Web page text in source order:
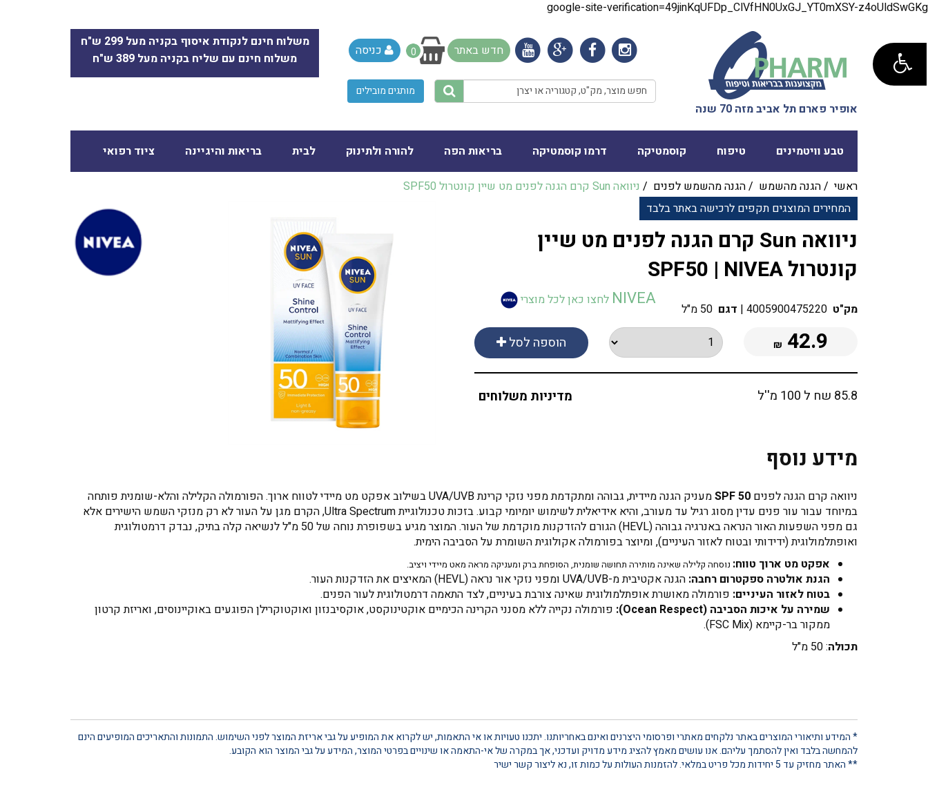
google-site-verification=49jinKqUFDp_ClVfHN0UxGJ_YT0mXSY-z4oUldSwGKg
משלוח חינם לנקודת איסוף בקניה מעל 299 ש"ח
משלוח חינם עם שליח בקניה מעל 389 ש"ח
חדש באתר 0 כניסה
מותגים מובילים
אופיר פארם תל אביב מזה 70 שנה
טבע וויטמינים טיפוח קוסמטיקה דרמו קוסמטיקה בריאות הפה להורה ולתינוק לבית בריאות והיגיינה ציוד רפואי
ראשי /הגנה מהשמש /הגנה מהשמש לפנים / ניוואה Sun קרם הגנה לפנים מט שיין קונטרול SPF50
המחירים המוצגים תקפים לרכישה באתר בלבד
ניוואה Sun קרם הגנה לפנים מט שיין
קונטרול SPF50 | NIVEA
NIVEA לחצו כאן לכל מוצרי
מק"ט 4005900475220
| דגם 50 מ"ל
הוספה לסל 42.9
₪
85.8 שח ל 100 מ''ל מדיניות משלוחים
מידע נוסף
ניוואה קרם הגנה לפנים SPF 50
מעניק הגנה מיידית, גבוהה ומתקדמת מפני נזקי קרינת UVA/UVB בשילוב אפקט מט מיידי לטווח ארוך. הפורמולה הקלילה והלא-שומנית פותחה
במיוחד עבור עור פנים עדין מסוג רגיל עד מעורב, והיא אידיאלית לשימוש יומיומי קבוע. בזכות טכנולוגיית Ultra Spectrum, הקרם מגן על העור לא רק מנזקי השמש הישירים אלא
גם מפני השפעות האור הנראה באנרגיה גבוהה (HEVL) הגורם להזדקנות מוקדמת של העור. המוצר מגיע בשפופרת נוחה של 50 מ"ל לנשיאה קלה בתיק, נבדק דרמטולוגית
ואופתלמולוגית (ידידותי ובטוח לאזור העיניים), ומיוצר בפורמולה אקולוגית השומרת על הסביבה הימית.
אפקט מט ארוך טווח: נוסחה קלילה שאינה מותירה תחושה שומנית, הסופחת ברק ומעניקה מראה מאט מיידי ויציב.
הגנת אולטרה ספקטרום רחבה: הגנה אקטיבית מ-UVA/UVB ומפני נזקי אור נראה (HEVL) המאיצים את הזדקנות העור.
בטוח לאזור העיניים: פורמולה מאושרת אופתלמולוגית שאינה צורבת בעיניים, לצד התאמה דרמטולוגית לעור הפנים.
שמירה על איכות הסביבה (Ocean Respect):
פורמולה נקייה ללא מסנני הקרינה הכימיים אוקטינוקסט, אוקסיבנזון ואוקטוקרילן הפוגעים באוקיינוסים, ואריזת קרטון
ממקור בר-קיימא (FSC Mix).
תכולה: 50 מ"ל
* המידע ותיאורי המוצרים באתר נלקחים מאתרי ופרסומי היצרנים ואינם באחריותנו. יתכנו טעויות או אי התאמות, יש לקרוא את המופיע על גבי אריזת המוצר לפני השימוש. התמונות והתאריכים המופיעים הינם
להמחשה בלבד ואין להסתמך עליהם. אנו עושים מאמץ להציג מידע מדויק ועדכני, אך במקרה של אי-התאמה או שינויים בפרטי המוצר, המידע על גבי המוצר הוא הקובע.
** האתר מחזיק עד 5 יחידות מכל פריט במלאי. להזמנות העולות על כמות זו, נא ליצור קשר ישיר